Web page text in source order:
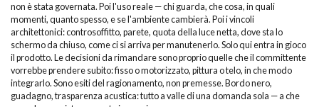
non è stata governata. Poi l'uso reale — chi guarda, che cosa, in quali
momenti, quanto spesso, e se l'ambiente cambierà. Poi i vincoli
architettonici: controsoffitto, parete, quota della luce netta, dove sta lo
schermo da chiuso, come ci si arriva per manutenerlo. Solo qui entra in gioco
il prodotto. Le decisioni da rimandare sono proprio quelle che il committente
vorrebbe prendere subito: fisso o motorizzato, pittura o telo, in che modo
integrarlo. Sono esiti del ragionamento, non premesse. Bordo nero,
guadagno, trasparenza acustica: tutto a valle di una domanda sola — a che